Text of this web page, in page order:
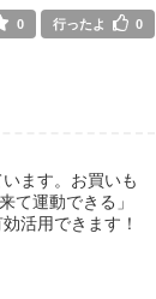
0 行ったよ 0
ます。お買いも
て運動できる」
活用できます！